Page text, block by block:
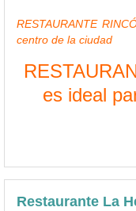
RESTAURANTE
centro de la ciudad
es ideal
Restaurante La